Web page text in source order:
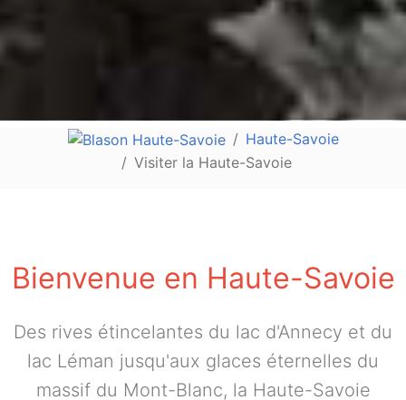
Haute-Savoie
Visiter la Haute-Savoie
Bienvenue en Haute-Savoie
Des rives étincelantes du lac d'Annecy et du
lac Léman jusqu'aux glaces éternelles du
massif du Mont-Blanc, la Haute-Savoie